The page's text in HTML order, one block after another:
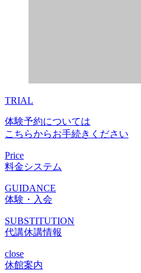
TRIAL
体験予約については
こちらからお手続きください
Price
料金システム
GUIDANCE
体験・入会
SUBSTITUTION
代講休講情報
close
休館案内